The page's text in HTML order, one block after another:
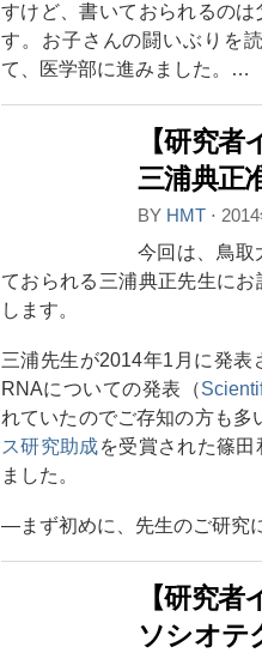
すけど、書いておられるの
す。お子さんの闘いぶりを
て、医学部に進みました。…
【研究
三浦典正
BY HMT ⋅
今回は、鳥取
ておられる三浦典正先生に
します。
三浦先生が2014年1月に発
RNAについての発表（
れていたのでご存知の方も
ス研究助成を受賞された篠
ました。
―まず初めに、先生のご研究
【研究
ソシオテ